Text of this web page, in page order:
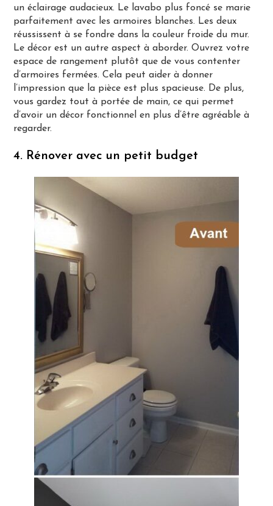
un éclairage audacieux. Le lavabo plus foncé se marie
parfaitement avec les armoires blanches. Les deux
réussissent à se fondre dans la couleur froide du mur.
Le décor est un autre aspect à aborder. Ouvrez votre
espace de rangement plutôt que de vous contenter
d’armoires fermées. Cela peut aider à donner
l’impression que la pièce est plus spacieuse. De plus,
vous gardez tout à portée de main, ce qui permet
d’avoir un décor fonctionnel en plus d’être agréable à
regarder.
4. Rénover avec un petit budget